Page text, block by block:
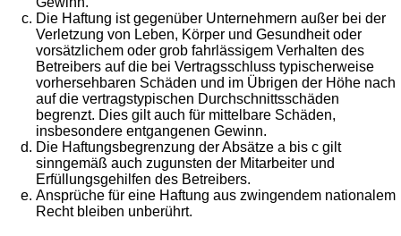
Die Haftung ist gegenüber Unternehmern außer bei der
Verletzung von Leben, Körper und Gesundheit oder
vorsätzlichem oder grob fahrlässigem Verhalten des
Betreibers auf die bei Vertragsschluss typischerweise
vorhersehbaren Schäden und im Übrigen der Höhe nach
auf die vertragstypischen Durchschnittsschäden
begrenzt. Dies gilt auch für mittelbare Schäden,
insbesondere entgangenen Gewinn.
Die Haftungsbegrenzung der Absätze a bis c gilt
sinngemäß auch zugunsten der Mitarbeiter und
Erfüllungsgehilfen des Betreibers.
Ansprüche für eine Haftung aus zwingendem nationalem
Recht bleiben unberührt.